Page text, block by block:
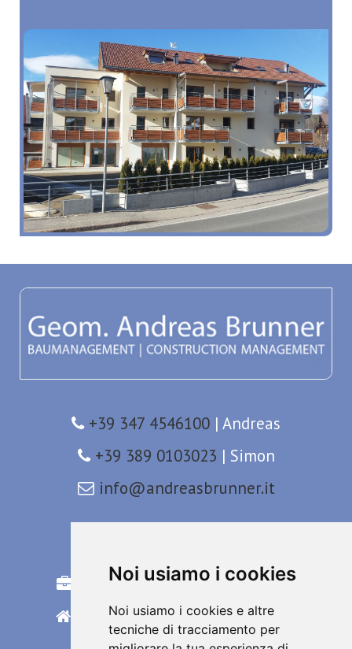
Noi usiamo i cookies
Noi usiamo i cookies e altre
tecniche di tracciamento per
+39 347 4546100 | Andreas
+39 389 0103023 | Simon
info@andreasbrunner.it
Referenze edilizia alberghiera
Referenze edilizia residenziale